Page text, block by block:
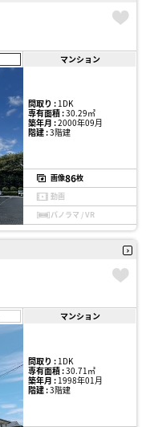
マンション
間取り :1DK
専有面積 :30.29㎡
築年月 :2000年09月
階建 :3階建
画像86枚
動画
パノラマ / VR
マンション
間取り :1DK
専有面積 :30.71㎡
築年月 :1998年01月
階建 :3階建